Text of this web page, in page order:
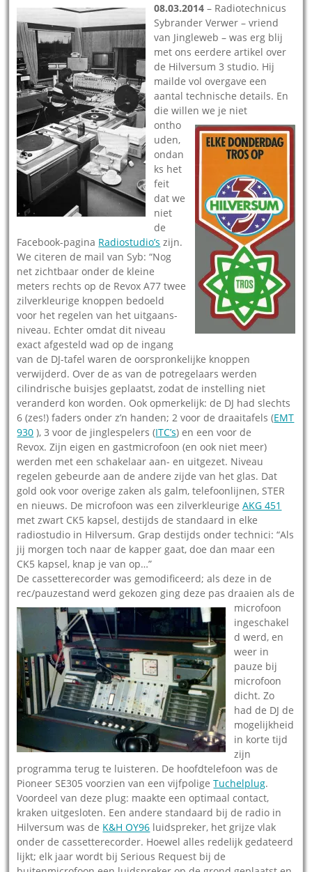
08.03.2014 – Radiotechnicus
Sybrander Verwer – vriend
van Jingleweb – was erg blij
met ons eerdere artikel over
de Hilversum 3 studio. Hij
mailde vol overgave een
aantal technische details. En
die willen we je niet
ontho
uden,
ondan
ks het
feit
dat we
niet
de
Facebook-pagina Radiostudio’s zijn.
We citeren de mail van Syb: “Nog
net zichtbaar onder de kleine
meters rechts op de Revox A77 twee
zilverkleurige knoppen bedoeld
voor het regelen van het uitgaans-
niveau. Echter omdat dit niveau
exact afgesteld wad op de ingang
van de DJ-tafel waren de oorspronkelijke knoppen
verwijderd. Over de as van de potregelaars werden
cilindrische buisjes geplaatst, zodat de instelling niet
veranderd kon worden. Ook opmerkelijk: de DJ had slechts
6 (zes!) faders onder z’n handen; 2 voor de draaitafels (EMT
930 ), 3 voor de jinglespelers (ITC’s) en een voor de
Revox. Zijn eigen en gastmicrofoon (en ook niet meer)
werden met een schakelaar aan- en uitgezet. Niveau
regelen gebeurde aan de andere zijde van het glas. Dat
gold ook voor overige zaken als galm, telefoonlijnen, STER
en nieuws. De microfoon was een zilverkleurigeAKG 451
met zwart CK5 kapsel, destijds de standaard in elke
radiostudio in Hilversum. Grap destijds onder technici: “Als
jij morgen toch naar de kapper gaat, doe dan maar een
CK5 kapsel, knap je van op…”
De cassetterecorder was gemodificeerd; als deze in de
rec/pauzestand werd gekozen ging deze pas draaien als de
microfoon
ingeschakel
d werd, en
weer in
pauze bij
microfoon
dicht. Zo
had de DJ de
mogelijkheid
in korte tijd
zijn
programma terug te luisteren. De hoofdtelefoon was de
Pioneer SE305 voorzien van een vijfpoligeTuchelplug.
Voordeel van deze plug: maakte een optimaal contact,
kraken uitgesloten. Een andere standaard bij de radio in
Hilversum was de K&H OY96 luidspreker, het grijze vlak
onder de cassetterecorder. Hoewel alles redelijk gedateerd
lijkt; elk jaar wordt bij Serious Request bij de